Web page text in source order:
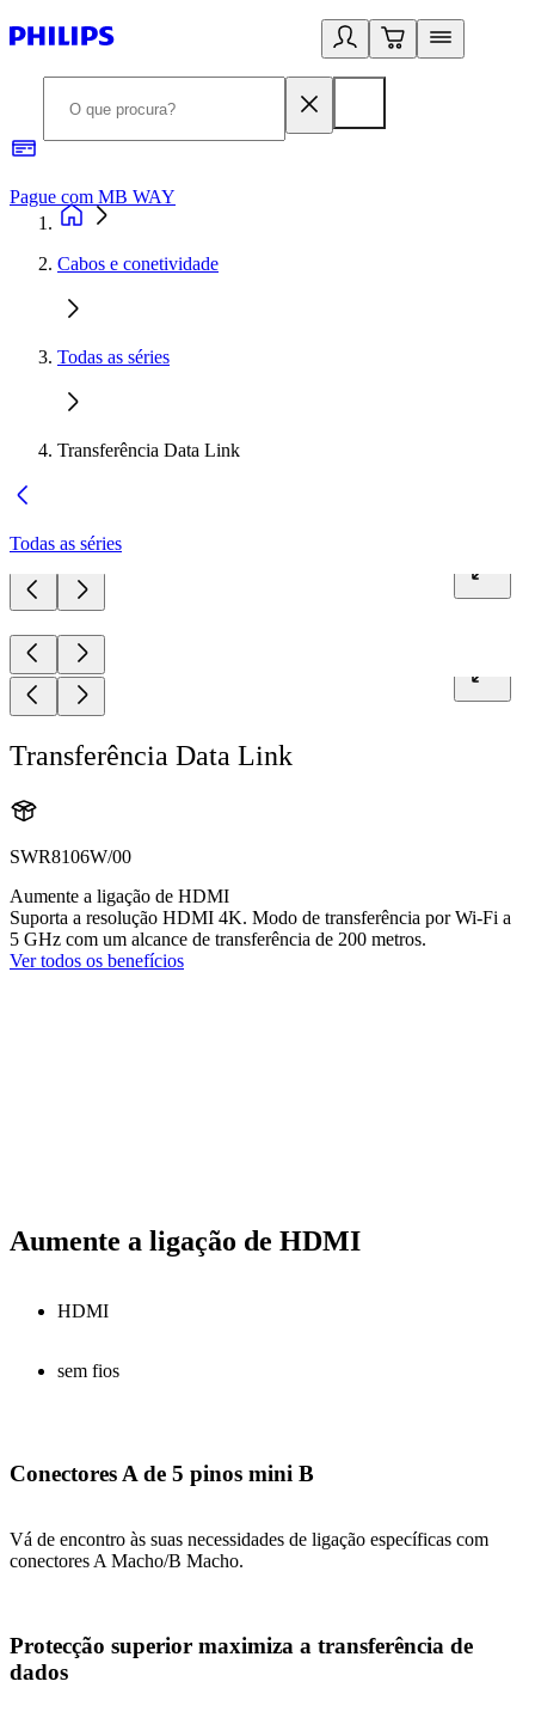
Pague com MB WAY
Cabos e conetividade
Todas as séries
Transferência Data Link
Todas as séries
Transferência Data Link
SWR8106W/00
Aumente a ligação de HDMI
Suporta a resolução HDMI 4K. Modo de transferência por Wi-Fi a
5 GHz com um alcance de transferência de 200 metros.
Ver todos os benefícios
Aumente a ligação de HDMI
HDMI
sem fios
Conectores A de 5 pinos mini B
Vá de encontro às suas necessidades de ligação específicas com
conectores A Macho/B Macho.
Protecção superior maximiza a transferência de
dados